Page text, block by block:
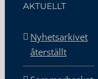
AKTUELLT
Nyhetsarkivet
återställt